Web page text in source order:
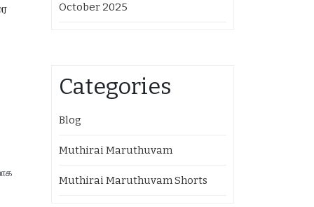
October 2025
Categories
Blog
Muthirai Maruthuvam
Muthirai Maruthuvam Shorts